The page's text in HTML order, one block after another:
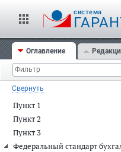
cистема
Оглавление
Свернуть
Пункт 1
Пункт 2
Пункт 3
Федеральный стандарт